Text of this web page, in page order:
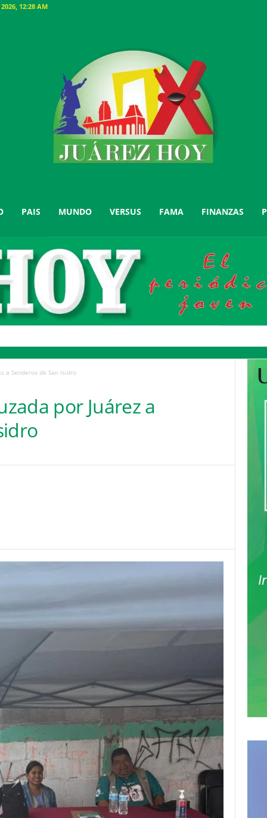
12:28 AM
PAIS MUNDO VERSUS FAMA FINANZAS
a Senderos de San Isidro
por Juárez a